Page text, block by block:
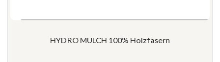
HYDRO MULCH 100% Holzfasern